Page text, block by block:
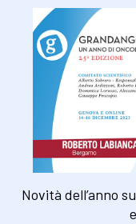
Novità dell’anno